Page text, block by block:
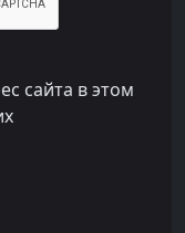
сайта в этом